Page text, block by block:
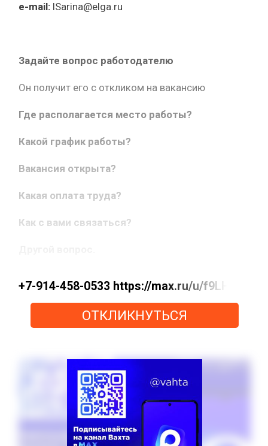
e-mail: ISarina@elga.ru
Задайте вопрос работодателю
Он получит его с откликом на вакансию
Где располагается место работы?
Какой график работы?
Вакансия открыта?
Какая оплата труда?
Как с вами связаться?
+7-914-458-0533 https://max.ru/u/
ОТКЛИКНУТЬСЯ